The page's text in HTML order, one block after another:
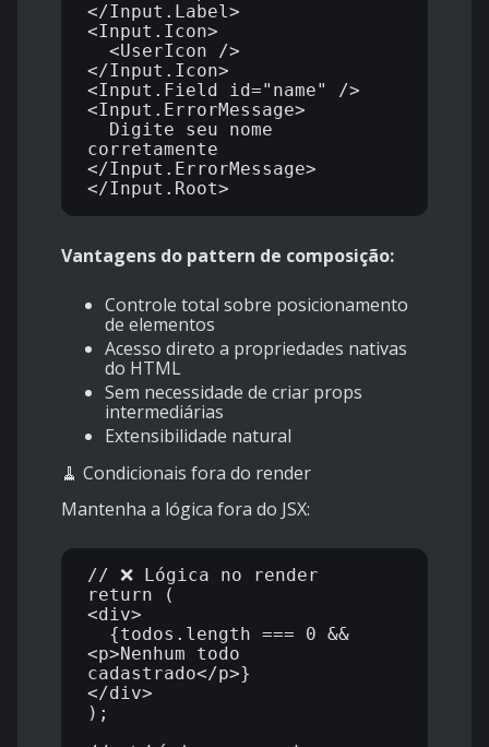
</Input.Label>
<Input.Icon>
</Input.Icon>
<Input.Field id="name" />
<Input.ErrorMessage>
corretamente
</Input.ErrorMessage>
Vantagens do pattern de composição:
Controle total sobre posicionamento
de elementos
Acesso direto a propriedades nativas
do HTML
Sem necessidade de criar props
intermediárias
Extensibilidade natural
🧹 Condicionais fora do render
Mantenha a lógica fora do JSX:
// ❌ Lógica no render
return (
<div>
<p>Nenhum todo
cadastrado</p>}
</div>
);